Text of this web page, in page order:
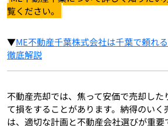
覧ください。
▼ME不動産千葉株式会社は千葉で頼れ
徹底解説
不動産売却では、焦って安価で売却した
て損をすることがあります。納得のいく
は、適切な計画と不動産会社選びが重要